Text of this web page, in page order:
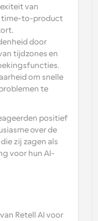
van
time-to-product
door
tijdzones en
om snelle
te
positief
over de
zij zagen als
voor hun AI-
Retell AI voor